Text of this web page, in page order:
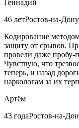
Геннадий
46 летРостов-на-Дону
Кодирование
защиту от срывов.
провели даже пробу-
Чувствую, что
теперь, и назад
наркологам за их
Артём
43 годаРостов-на-